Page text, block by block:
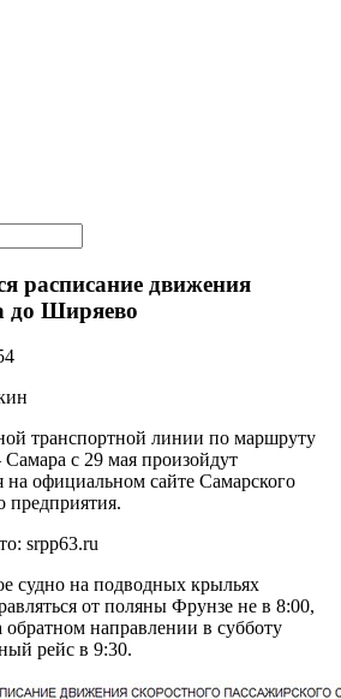
расписание движения
до Ширяево
транспортной линии по маршруту
с 29 мая произойдут
на официальном сайте Самарского
предприятия.
srpp63.ru
судно на подводных крыльях
от поляны Фрунзе не в 8:00,
обратном направлении в субботу
рейс в 9:30.